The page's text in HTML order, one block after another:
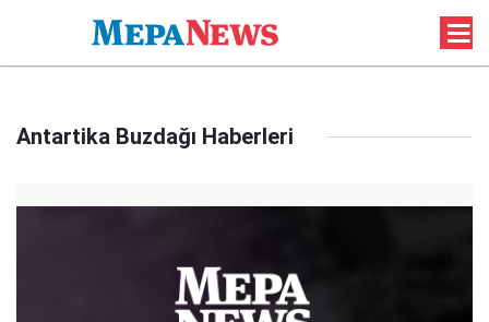
Antartika Buzdağı Haberleri